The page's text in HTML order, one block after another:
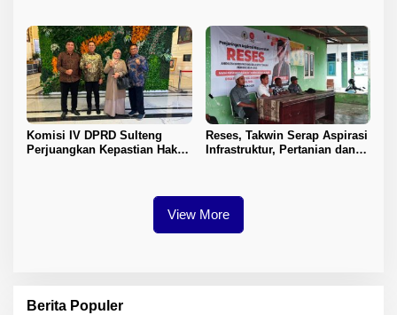
Komisi IV DPRD Sulteng
Perjuangkan Kepastian Hak
Reses, Takwin Serap Aspirasi
Infrastruktur, Pertanian dan
View More
Berita Populer